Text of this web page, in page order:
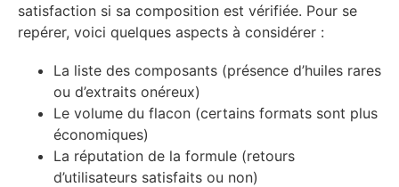
satisfaction si sa composition est vérifiée. Pour se
repérer, voici quelques aspects à considérer :
La liste des composants (présence d’huiles rares
ou d’extraits onéreux)
Le volume du flacon (certains formats sont plus
économiques)
La réputation de la formule (retours
d’utilisateurs satisfaits ou non)